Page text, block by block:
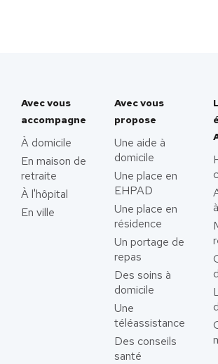
Avec vous
accompagne
À domicile
En maison de
retraite
À l'hôpital
En ville
Avec vous
propose
Une aide à
domicile
Une place en
EHPAD
Une place en
résidence
Un portage de
repas
Des soins à
domicile
Une
téléassistance
Des conseils
santé